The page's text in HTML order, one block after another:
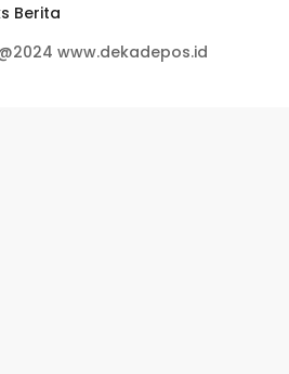
Berita
www.dekadepos.id